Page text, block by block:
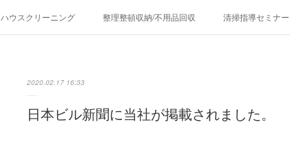
ハウスクリーニング 整理整頓収納/不用品回収 清掃指導セミナ
2020.02.17 16:33
日本ビル新聞に当社が掲載されました。